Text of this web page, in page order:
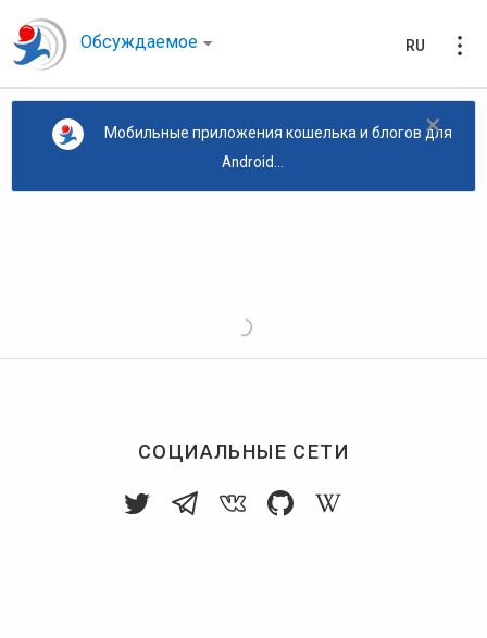
Обсуждаемое RU
×
Мобильные приложения кошелька и блогов для
Android...
СОЦИАЛЬНЫЕ СЕТИ